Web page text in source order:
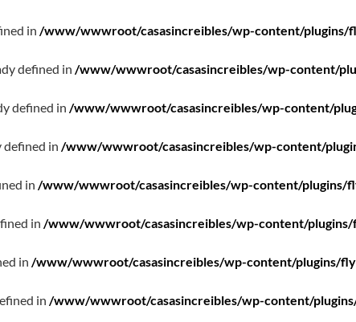
in /www/wwwroot/casasincreibles/wp-content/plugins/
defined in /www/wwwroot/casasincreibles/wp-content/
defined in /www/wwwroot/casasincreibles/wp-content/
defined in /www/wwwroot/casasincreibles/wp-content/
in /www/wwwroot/casasincreibles/wp-content/plugins/
in /www/wwwroot/casasincreibles/wp-content/
in /www/wwwroot/casasincreibles/wp-content/plugins/
in /www/wwwroot/casasincreibles/wp-content/